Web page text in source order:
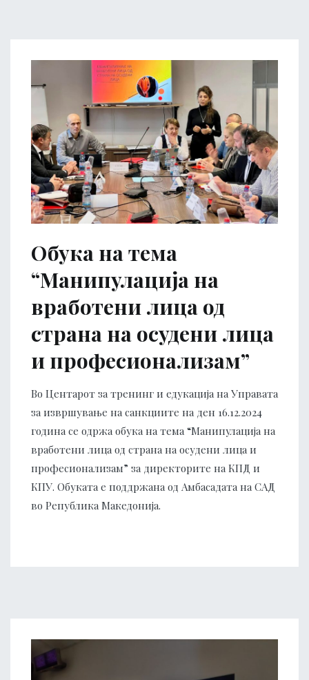
Обука на тема
“Манипулација на
вработени лица од
страна на осудени лица
и професионализам”
Во Центарот за тренинг и едукација на Управата
за извршување на санкциите на ден 16.12.2024
година се одржа обука на тема “Манипулација на
вработени лица од страна на осудени лица и
професионализам” за директорите на КПД и
КПУ. Обуката е поддржана од Амбасадата на САД
во Република Македонија.